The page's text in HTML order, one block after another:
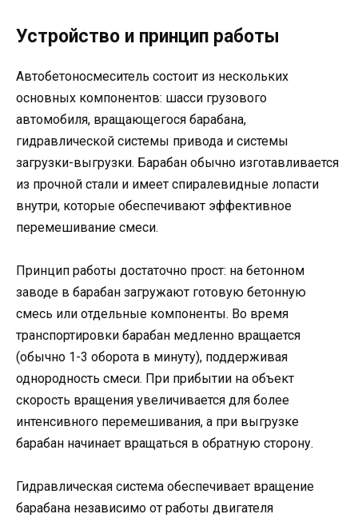
Устройство и принцип работы
Автобетоносмеситель состоит из нескольких
основных компонентов: шасси грузового
автомобиля, вращающегося барабана,
гидравлической системы привода и системы
загрузки-выгрузки. Барабан обычно изготавливается
из прочной стали и имеет спиралевидные лопасти
внутри, которые обеспечивают эффективное
перемешивание смеси.
Принцип работы достаточно прост: на бетонном
заводе в барабан загружают готовую бетонную
смесь или отдельные компоненты. Во время
транспортировки барабан медленно вращается
(обычно 1-3 оборота в минуту), поддерживая
однородность смеси. При прибытии на объект
скорость вращения увеличивается для более
интенсивного перемешивания, а при выгрузке
барабан начинает вращаться в обратную сторону.
Гидравлическая система обеспечивает вращение
барабана независимо от работы двигателя